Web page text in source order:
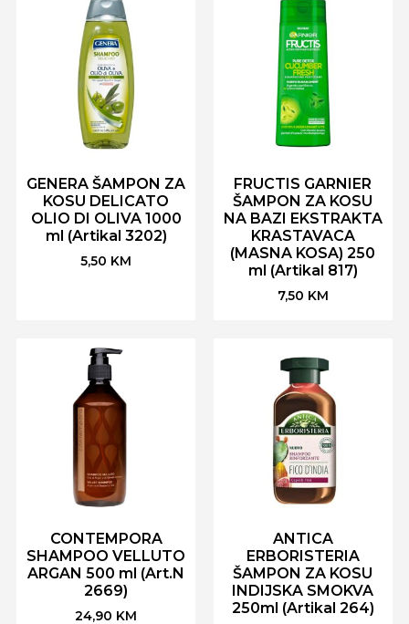
GENERA ŠAMPON ZA
KOSU DELICATO
OLIO DI OLIVA 1000
ml (Artikal 3202)
5,50 KM
FRUCTIS GARNIER
ŠAMPON ZA KOSU
NA BAZI EKSTRAKTA
KRASTAVACA
(MASNA KOSA) 250
ml (Artikal 817)
7,50 KM
CONTEMPORA
SHAMPOO VELLUTO
ARGAN 500 ml (Art.N
2669)
24,90 KM
ANTICA
ERBORISTERIA
ŠAMPON ZA KOSU
INDIJSKA SMOKVA
250ml (Artikal 264)